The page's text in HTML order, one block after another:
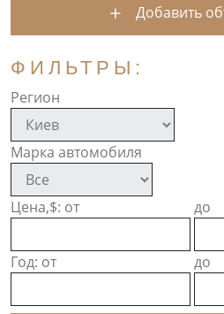
Добавить
ФИЛЬТРЫ:
Регион
Марка автомобиля
Цена,$: от до
Год: от до